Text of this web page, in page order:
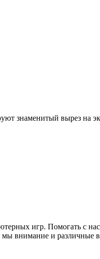
знаменитый вырез на
игр. Помогать с
мы внимание и различные